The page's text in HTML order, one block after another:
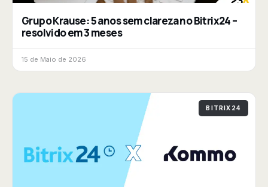
Grupo Krause: 5 anos sem clareza no Bitrix24 –
resolvido em 3 meses
15 de Maio de 2026
BITRIX24